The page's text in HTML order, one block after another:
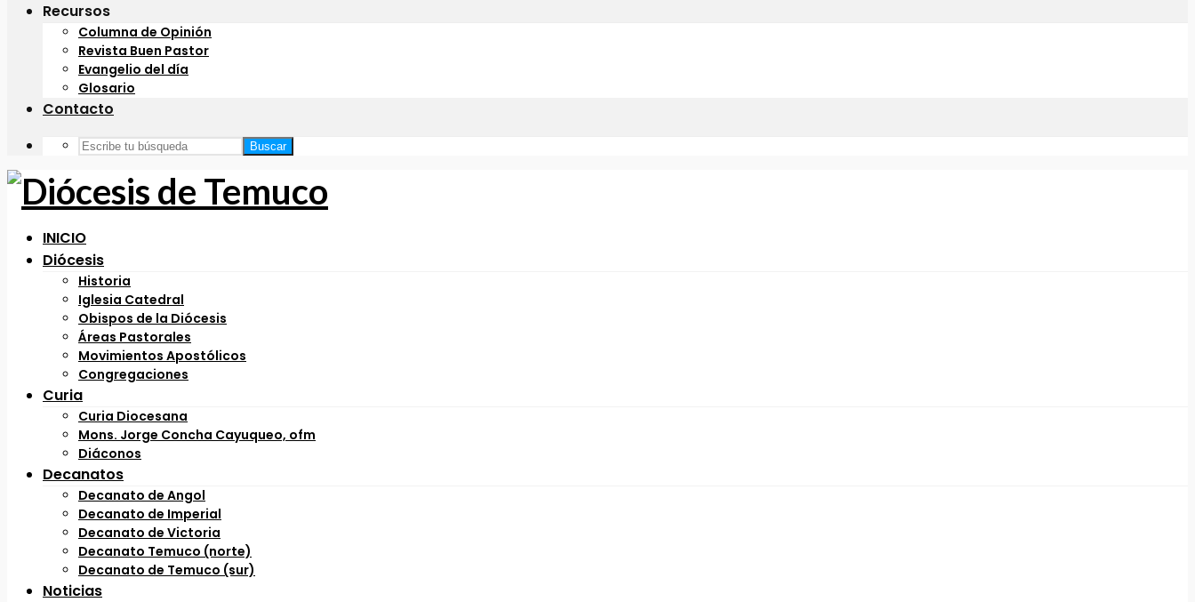
Recursos
Columna de Opinión
Revista Buen Pastor
Evangelio del día
Glosario
Contacto
Buscar
INICIO
Diócesis
Historia
Iglesia Catedral
Obispos de la Diócesis
Áreas Pastorales
Movimientos Apostólicos
Congregaciones
Curia
Curia Diocesana
Mons. Jorge Concha Cayuqueo, ofm
Diáconos
Decanatos
Decanato de Angol
Decanato de Imperial
Decanato de Victoria
Decanato Temuco (norte)
Decanato de Temuco (sur)
Noticias